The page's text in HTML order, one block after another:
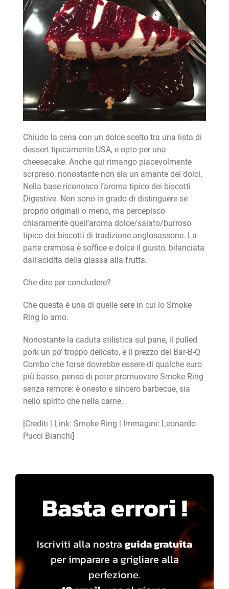
Chiudo la cena con un dolce scelto tra una lista di
dessert tipicamente USA, e opto per una
cheesecake. Anche qui rimango piacevolmente
sorpreso, nonostante non sia un amante dei dolci.
Nella base riconosco l’aroma tipico dei biscotti
Digestive. Non sono in grado di distinguere se
proprio originali o meno, ma percepisco
chiaramente quell’aroma dolce/salato/burroso
tipico dei biscotti di tradizione anglosassone. La
parte cremosa è soffice e dolce il giusto, bilanciata
dall’acidità della glassa alla frutta.
Che dire per concludere?
Che questa è una di quelle sere in cui lo Smoke
Ring lo amo.
Nonostante la caduta stilistica sul pane, il pulled
pork un po’ troppo delicato, e il prezzo del Bar-B-Q
Combo che forse dovrebbe essere di qualche euro
più basso, penso di poter promuovere Smoke Ring
senza remore: è onesto e sincero barbecue, sia
nello spirito che nella carne.
[Crediti | Link: Smoke Ring | Immagini: Leonardo
Pucci Bianchi]
Basta errori !
Iscriviti alla nostra guida gratuita
per imparare a grigliare alla
perfezione.